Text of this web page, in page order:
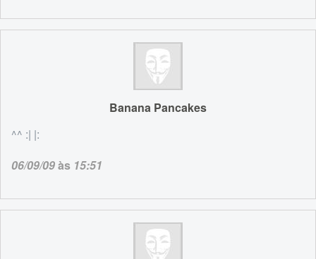
Banana Pancakes
^^ :| |:
06/09/09às 15:51